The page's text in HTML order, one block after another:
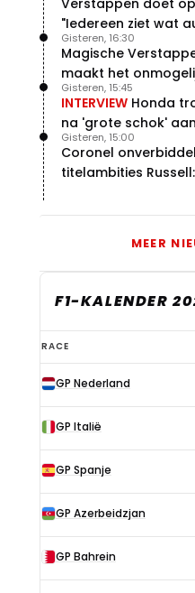
Verstappen doet
"Iedereen ziet wat
brengt"
Magische
maakt het
Gisteren, 16:30
INTERVIEW Honda
na 'grote schok'
Martin-avontuur
Gisteren, 15:45
Coronel
titelambities
Gisteren, 15:00
MEER
F1-KALENDER
F1-
kalender
2026
RACE
GP Nederland
GP Italië
GP Spanje
GP Azerbeidzjan
GP Bahrein